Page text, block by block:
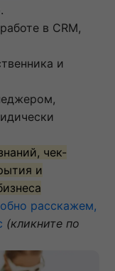
в CRM,
и
чек-
и
расскажем,
(кликните по